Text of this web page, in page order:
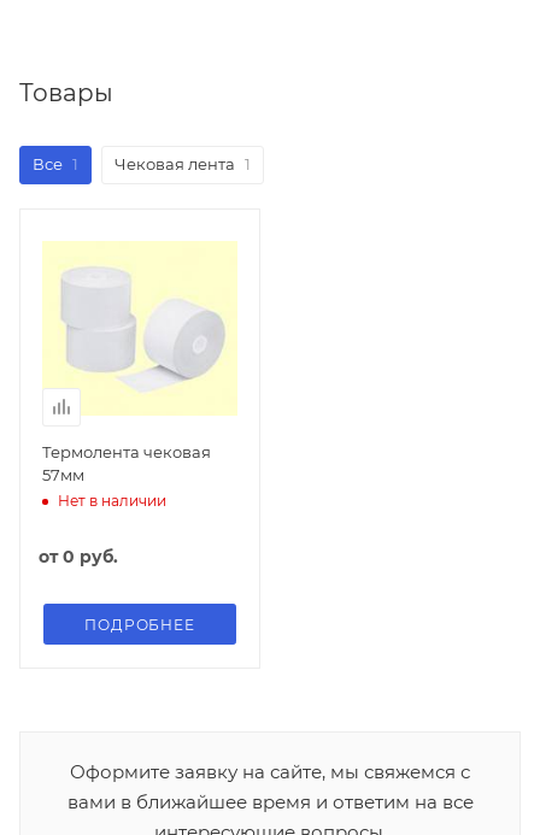
Товары
Все 1 Чековая лента 1
Термолента чековая
57мм
Нет в наличии
от0 руб.
ПОДРОБНЕЕ
Оформите заявку на сайте, мы свяжемся с
вами в ближайшее время и ответим на все